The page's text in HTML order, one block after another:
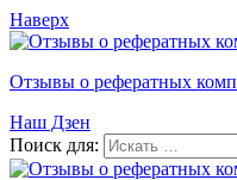
Наверх
Отзывы о рефератных
Наш Дзен
Поиск для: